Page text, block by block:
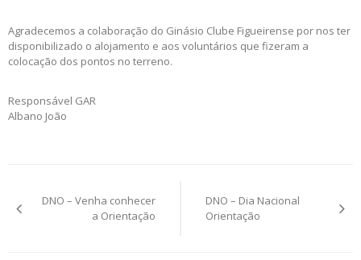
Agradecemos a colaboração do Ginásio Clube Figueirense por nos ter
disponibilizado o alojamento e aos voluntários que fizeram a
colocação dos pontos no terreno.
Responsável GAR
Albano João
navigation
DNO – Venha conhecer
a Orientação
DNO – Dia Nacional
Orientação